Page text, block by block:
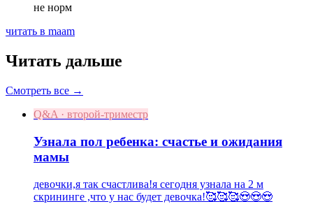
не норм
читать в maam
Читать дальше
Смотреть все →
Q&A · второй-триместр
Узнала пол ребенка: счастье и ожидания
мамы
девочки,я так счастлива!я сегодня узнала на 2 м
скрининге ,что у нас будет девочка!🥰🥰🥰😍😍😍